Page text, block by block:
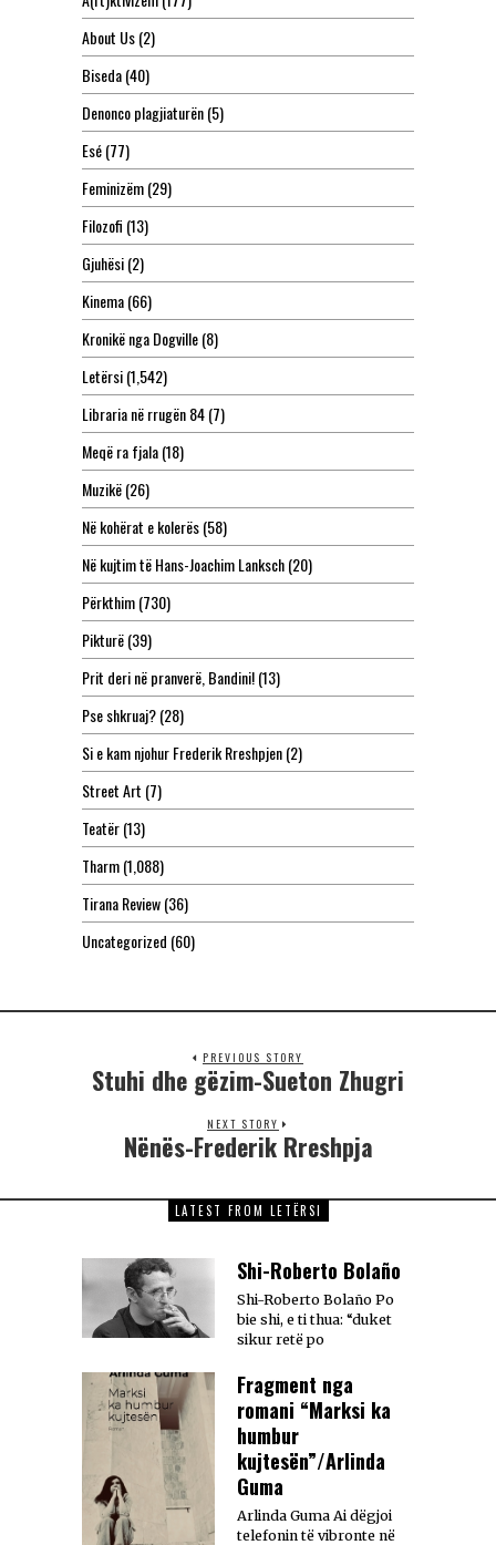
About Us(2)
Biseda(40)
Denonco plagjiaturën(5)
Esé(77)
Feminizëm(29)
Filozofi (13)
Gjuhësi(2)
Kinema(66)
Kronikë nga Dogville(8)
Letërsi(1,542)
Libraria në rrugën 84(7)
Meqë ra fjala(18)
Muzikë(26)
Në kohërat e kolerës(58)
Në kujtim të Hans-Joachim Lanksch(20)
Përkthim(730)
Pikturë(39)
Prit deri në pranverë, Bandini!(13)
Pse shkruaj?(28)
Si e kam njohur Frederik Rreshpjen(2)
Street Art (7)
Teatër(13)
Tharm(1,088)
Tirana Review(36)
Uncategorized (60)
PREVIOUS STORY
Stuhi dhe gëzim-Sueton Zhugri
NEXT STORY
Nënës-Frederik Rreshpja
LATEST FROM LETËRSI
Shi-Roberto Bolaño
Shi-Roberto Bolaño Po
bie shi, e ti thua: “duket
sikur retë po
Fragment nga
romani “Marksi ka
humbur
kujtesën”/Arlinda
Guma
Arlinda Guma Ai dëgjoi
telefonin të vibronte në